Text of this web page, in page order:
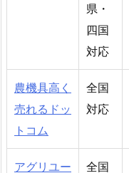
県・
四国
対応
農機具高く
売れるドッ
トコム
全国
対応
アグリユー
全国